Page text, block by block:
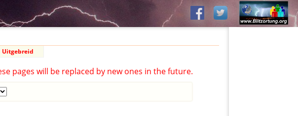
Uitgebreid
pages will be replaced by new ones in the future.